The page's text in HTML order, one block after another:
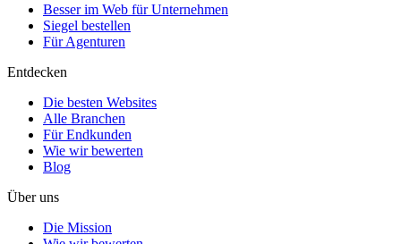
Besser im Web für Unternehmen
Siegel bestellen
Für Agenturen
Entdecken
Die besten Websites
Alle Branchen
Für Endkunden
Wie wir bewerten
Blog
Über uns
Die Mission